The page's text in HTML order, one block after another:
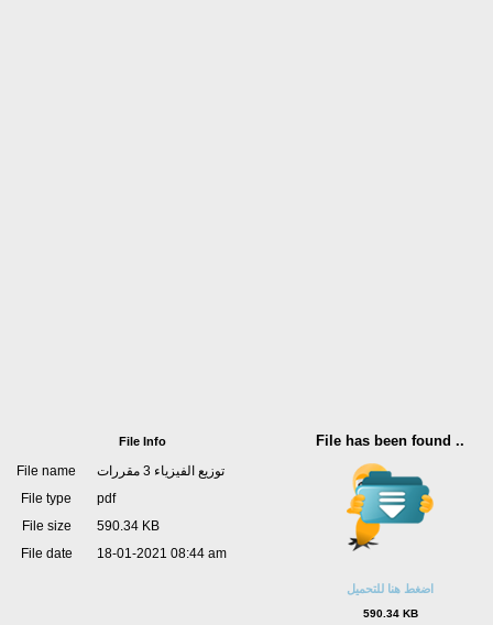
File Info
File name
توزيع الفيزياء 3 مقررات
File type
pdf
File size
590.34 KB
File date
18-01-2021 08:44 am
File has been found ..
اضغط هنا للتحميل
590.34 KB